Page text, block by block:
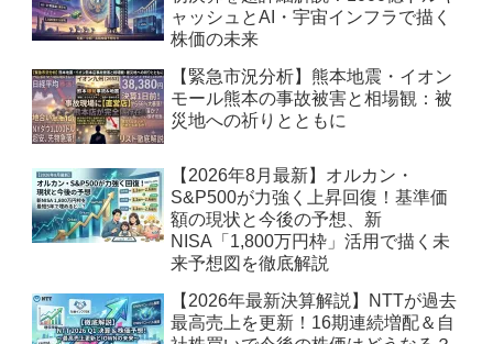
ャッシュとAI・宇宙インフラで描く
株価の未来
【緊急市況分析】熊本地震・イオン
モール熊本の事故被害と相場観：被
災地への祈りとともに
【2026年8月最新】オルカン・
S&P500が力強く上昇回復！基準価
額の現状と今後の予想、新
NISA「1,800万円枠」活用で描く未
来予想図を徹底解説
【2026年最新決算解説】NTTが過去
最高売上を更新！16期連続増配＆自